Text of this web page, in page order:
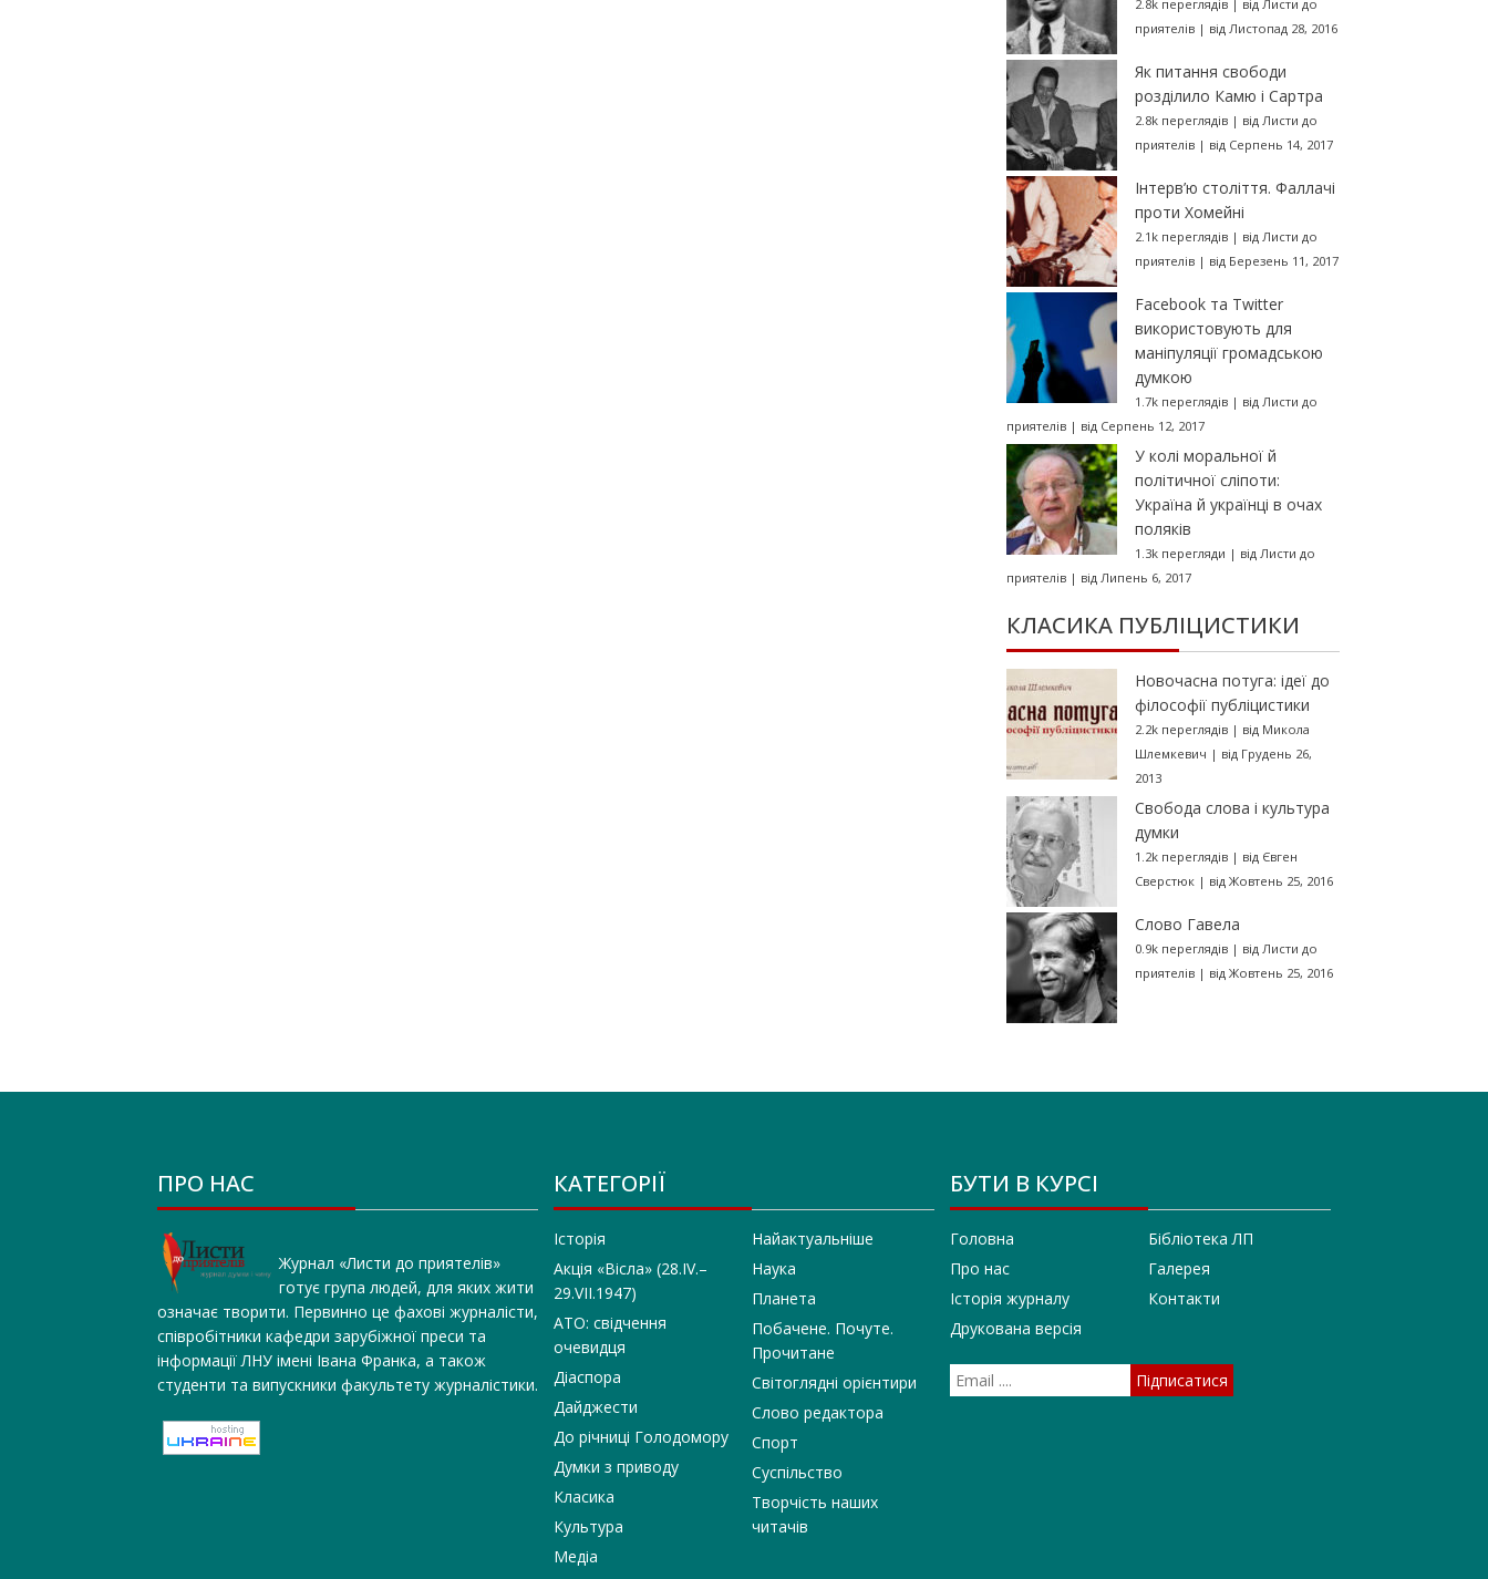
2.8k переглядів| від Листи до
приятелів| від Листопад 28, 2016
Як питання свободи
розділило Камю і Сартра
2.8k переглядів| від Листи до
приятелів| від Серпень 14, 2017
Інтерв’ю століття. Фаллачі
проти Хомейні
2.1k переглядів| від Листи до
приятелів| від Березень 11, 2017
Facebook та Twitter
використовують для
маніпуляції громадською
думкою
1.7k переглядів| від Листи до
приятелів| від Серпень 12, 2017
У колі моральної й
політичної сліпоти:
Україна й українці в очах
поляків
1.3k перегляди | від Листи до
приятелів| від Липень 6, 2017
КЛАСИКА ПУБЛІЦИСТИКИ
Новочасна потуга: ідеї до
філософії публіцистики
2.2k переглядів| від Микола
Шлемкевич | від Грудень 26,
2013
Свобода слова і культура
думки
1.2k переглядів| від Євген
Сверстюк| від Жовтень 25, 2016
Слово Гавела
0.9k переглядів| від Листи до
приятелів| від Жовтень 25, 2016
ПРО НАС
Журнал «Листи до приятелів»
готує група людей, для яких жити
означає творити. Первинно це фахові журналісти,
співробітники кафедри зарубіжної преси та
інформації ЛНУ імені Івана Франка, а також
студенти та випускники факультету журналістики.
КАТЕГОРІЇ
Історія
Акція «Вісла» (28.IV.–
29.VII.1947)
АТО: свідчення
очевидця
Діаспора
Дайджести
До річниці Голодомору
Думки з приводу
Класика
Культура
Медіа
Найактуальніше
Наука
Планета
Побачене. Почуте.
Прочитане
Світоглядні орієнтири
Слово редактора
Спорт
Суспільство
Творчість наших
читачів
БУТИ В КУРСІ
Головна
Про нас
Історія журналу
Друкована версія
Бібліотека ЛП
Галерея
Контакти